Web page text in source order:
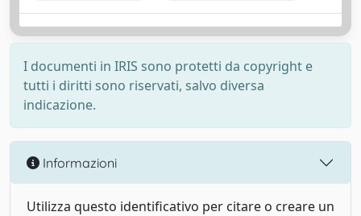
I documenti in IRIS sono protetti da copyright e
tutti i diritti sono riservati, salvo diversa
indicazione.
Informazioni
Utilizza questo identificativo per citare o creare un